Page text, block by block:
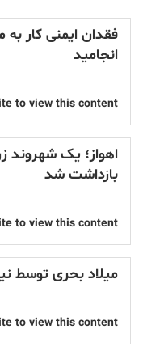
انجامید
to view this content.
اهواز؛ یک شهروند
بازداشت شد
to view this content.
میلاد بحری توسط
to view this content.